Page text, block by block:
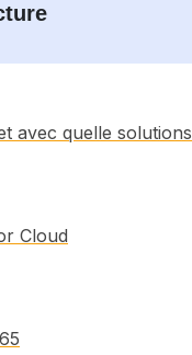
avec quelle
Cloud